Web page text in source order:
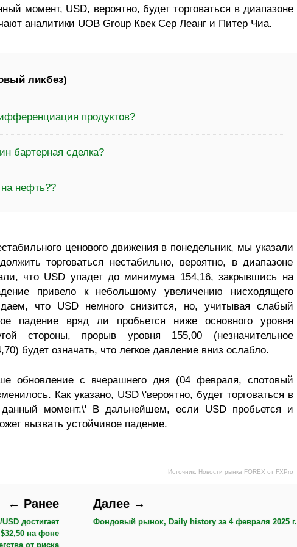
момент, USD, вероятно, будет торговаться в диапазоне
аналитики UOB Group Квек Сер Леанг и Питер Чиа.
ликбез)
продуктов?
бартерная сделка?
нефть??
ценового движения в понедельник, мы указали
торговаться нестабильно, вероятно, в диапазоне
что USD упадет до минимума 154,16, закрывшись на
привело к небольшому увеличению нисходящего
что USD немного снизится, но, учитывая слабый
падение вряд ли пробьется ниже основного уровня
стороны, прорыв уровня 155,00 (незначительное
будет означать, что легкое давление вниз ослабло.
обновление с вчерашнего дня (04 февраля, спотовый
Как указано, USD \'вероятно, будет торговаться в
данный момент.\' В дальнейшем, если USD пробьется и
вызвать устойчивое падение.
Источник: Новости рынка FOREX от FXPro
← Ранее
достигает
на фоне
от риска
Далее →
Фондовый рынок, Daily history за 4 февраля 2025 г.